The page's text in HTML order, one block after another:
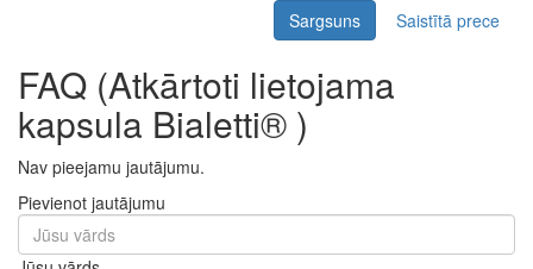
Sargsuns Saistītā prece
FAQ (Atkārtoti lietojama
kapsula Bialetti® )
Nav pieejamu jautājumu.
Pievienot jautājumu